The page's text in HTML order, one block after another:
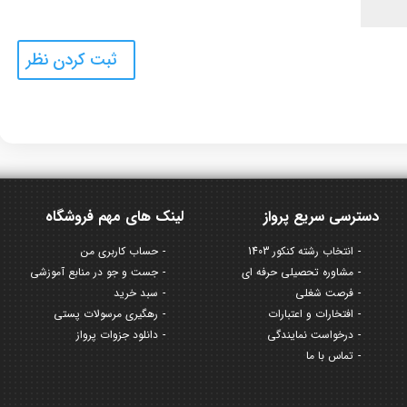
لینک های مهم فروشگاه
حساب کاربری من
جست و جو در منابع آموزشی
سبد خرید
رهگیری مرسولات پستی
دانلود جزوات پرواز
دسترسی سریع پرواز
انتخاب رشته کنکور 1403
مشاوره تحصیلی حرفه ای
فرصت شغلی
افتخارات و اعتبارات
درخواست نمایندگی
تماس با ما